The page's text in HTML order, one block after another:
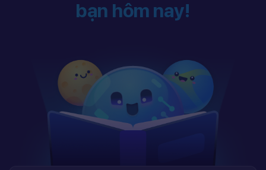
bạn hôm nay!